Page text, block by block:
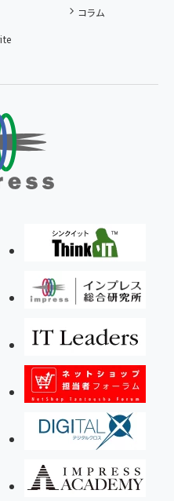
コラム